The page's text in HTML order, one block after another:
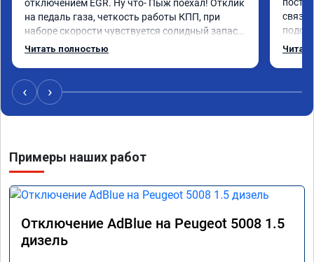
отключением EGR. Ну что- Пыж поехал! Отклик
на педаль газа, четкость работы КПП, при
наборе скорости чувствуется солидный запас
мощности. Ребята постарались на совесть,
Читать полностью
‹ ›
Примеры наших работ
Отключение AdBlue на Peugeot 5008 1.5
дизель